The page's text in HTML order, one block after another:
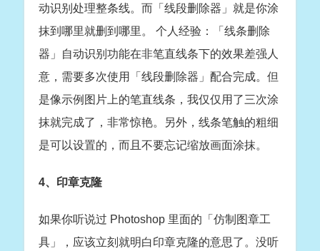
动识别处理整条线。而「线段删除器」就是你涂
抹到哪里就删到哪里。 个人经验：「线条删除
器」自动识别功能在非笔直线条下的效果差强人
意，需要多次使用「线段删除器」配合完成。但
是像示例图片上的笔直线条，我仅仅用了三次涂
抹就完成了，非常惊艳。另外，线条笔触的粗细
是可以设置的，而且不要忘记缩放画面涂抹。
4、印章克隆
如果你听说过 Photoshop 里面的「仿制图章工
具」，应该立刻就明白印章克隆的意思了。没听